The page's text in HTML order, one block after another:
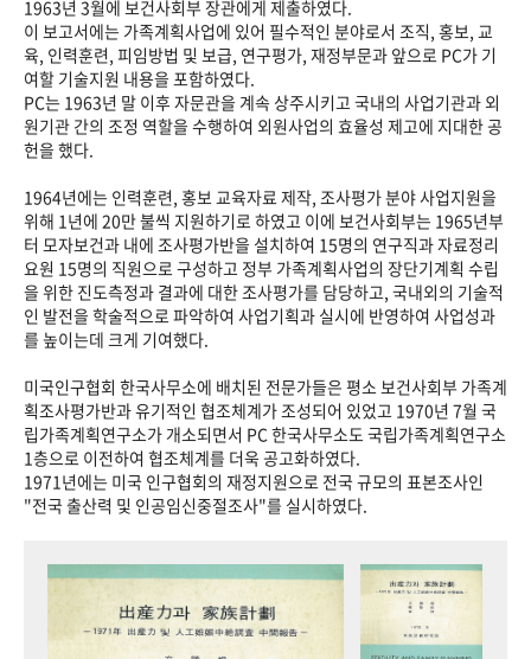
1963년 3월에 보건사회부 장관에게 제출하였다.
이 보고서에는 가족계획사업에 있어 필수적인 분야로서 조직, 홍보, 교
육, 인력훈련, 피임방법 및 보급, 연구평가, 재정부문과 앞으로 PC가 기
여할 기술지원 내용을 포함하였다.
PC는 1963년 말 이후 자문관을 계속 상주시키고 국내의 사업기관과 외
원기관 간의 조정 역할을 수행하여 외원사업의 효율성 제고에 지대한 공
헌을 했다.
1964년에는 인력훈련, 홍보 교육자료 제작, 조사평가 분야 사업지원을
위해 1년에 20만 불씩 지원하기로 하였고 이에 보건사회부는 1965년부
터 모자보건과 내에 조사평가반을 설치하여 15명의 연구직과 자료정리
요원 15명의 직원으로 구성하고 정부 가족계획사업의 장단기계획 수립
을 위한 진도측정과 결과에 대한 조사평가를 담당하고, 국내외의 기술적
인 발전을 학술적으로 파악하여 사업기획과 실시에 반영하여 사업성과
를 높이는데 크게 기여했다.
미국인구협회 한국사무소에 배치된 전문가들은 평소 보건사회부 가족계
획조사평가반과 유기적인 협조체계가 조성되어 있었고 1970년 7월 국
립가족계획연구소가 개소되면서 PC 한국사무소도 국립가족계획연구소
1층으로 이전하여 협조체계를 더욱 공고화하였다.
1971년에는 미국 인구협회의 재정지원으로 전국 규모의 표본조사인
"전국 출산력 및 인공임신중절조사"를 실시하였다.